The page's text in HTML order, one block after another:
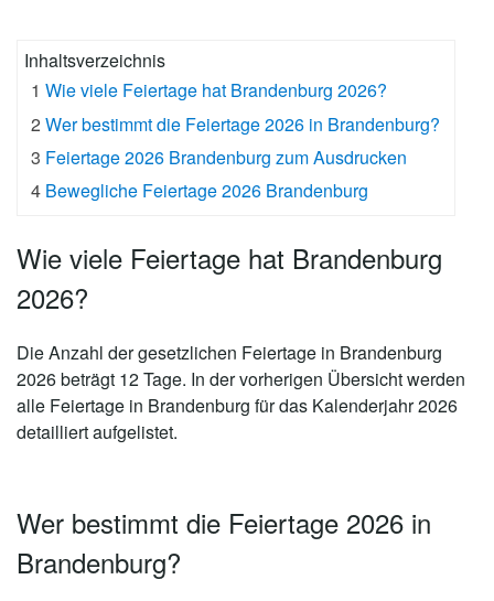
Inhaltsverzeichnis
1 Wie viele Feiertage hat Brandenburg 2026?
2 Wer bestimmt die Feiertage 2026 in Brandenburg?
3 Feiertage 2026 Brandenburg zum Ausdrucken
4 Bewegliche Feiertage 2026 Brandenburg
Wie viele Feiertage hat Brandenburg
2026?
Die Anzahl der gesetzlichen Feiertage in Brandenburg
2026 beträgt 12 Tage. In der vorherigen Übersicht werden
alle Feiertage in Brandenburg für das Kalenderjahr 2026
detailliert aufgelistet.
Wer bestimmt die Feiertage 2026 in
Brandenburg?